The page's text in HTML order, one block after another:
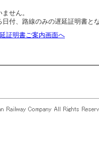
せん。
付、路線のみの遅延証明書と
証明書ご案内画面へ